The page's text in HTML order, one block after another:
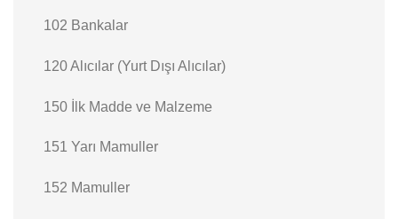
102 Bankalar
120 Alıcılar (Yurt Dışı Alıcılar)
150 İlk Madde ve Malzeme
151 Yarı Mamuller
152 Mamuller